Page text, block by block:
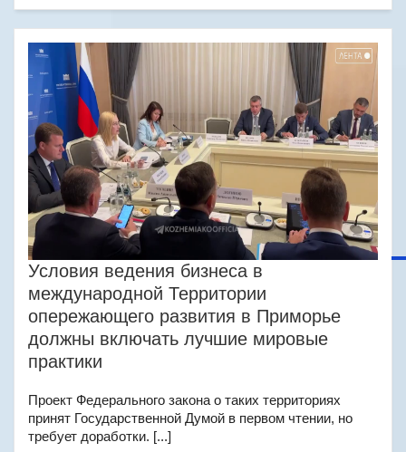
Условия ведения бизнеса в
международной Территории
опережающего развития в Приморье
должны включать лучшие мировые
практики
Проект Федерального закона о таких территориях
принят Государственной Думой в первом чтении, но
требует доработки. [...]